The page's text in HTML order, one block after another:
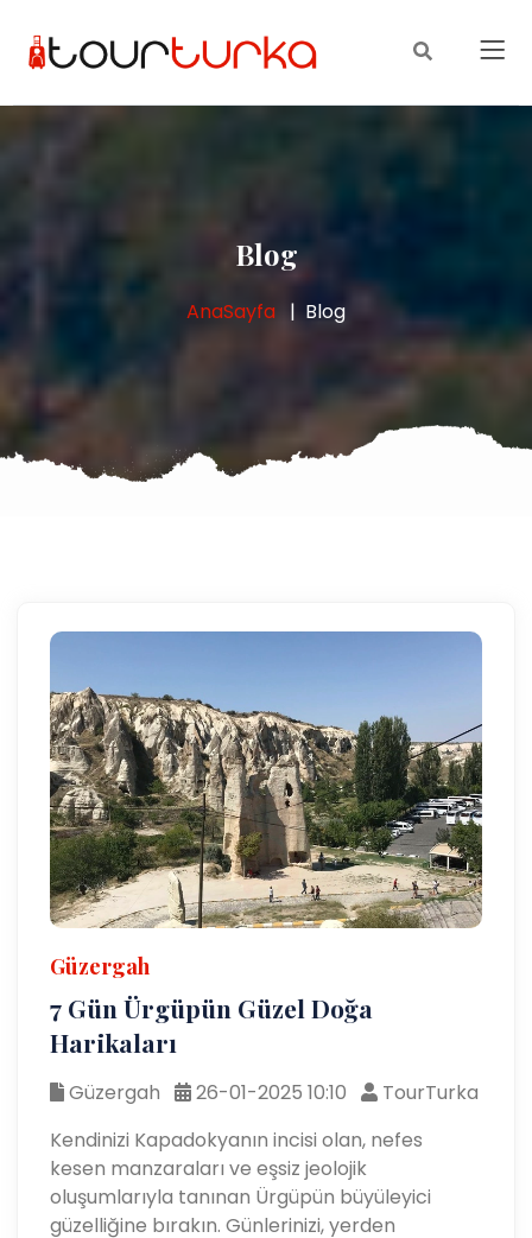
Blog
AnaSayfa Blog
Güzergah
7 Gün Ürgüpün Güzel Doğa
Harikaları
Güzergah 26-01-2025 10:10
TourTurka
Kendinizi Kapadokyanın incisi olan, nefes
kesen manzaraları ve eşsiz jeolojik
oluşumlarıyla tanınan Ürgüpün büyüleyici
güzelliğine bırakın. Günlerinizi, yerden